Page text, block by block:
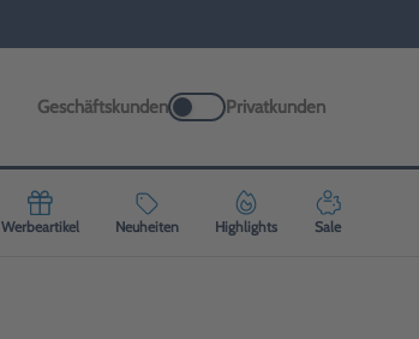
Geschäftskunden Privatkunden
Werbeartikel Neuheiten Highlights Sale